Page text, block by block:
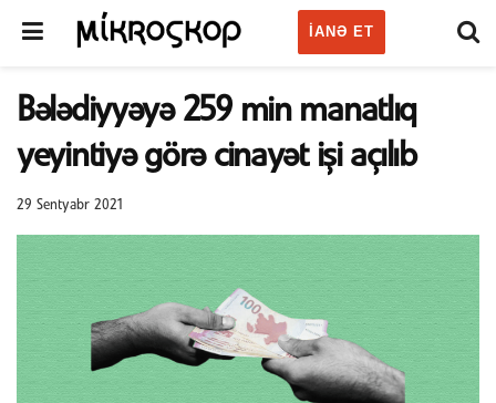
IANƏ ET
Bələdiyyəyə 259 min manatlıq
yeyintiyə görə cinayət işi açılıb
29 Sentyabr 2021